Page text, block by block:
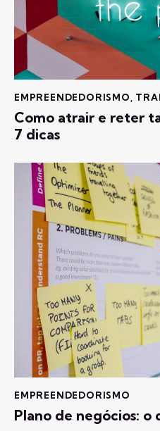
EMPREENDEDORISMO
Como atrair e reter
7 dicas
EMPREENDEDORISMO
Plano de negócios: o